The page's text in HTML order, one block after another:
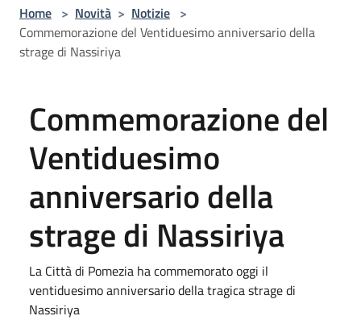
Home > Novità > Notizie >
Commemorazione del Ventiduesimo anniversario della
strage di Nassiriya
Commemorazione del
Ventiduesimo
anniversario della
strage di Nassiriya
La Città di Pomezia ha commemorato oggi il
ventiduesimo anniversario della tragica strage di
Nassiriya